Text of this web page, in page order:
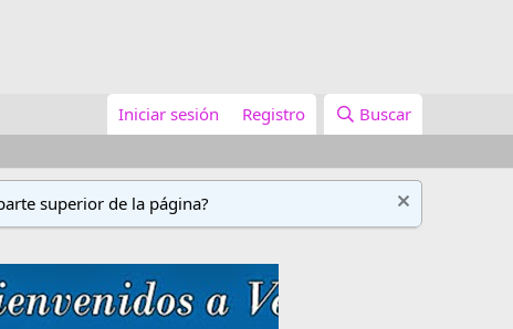
Iniciar sesión Registro Buscar
superior de la página?